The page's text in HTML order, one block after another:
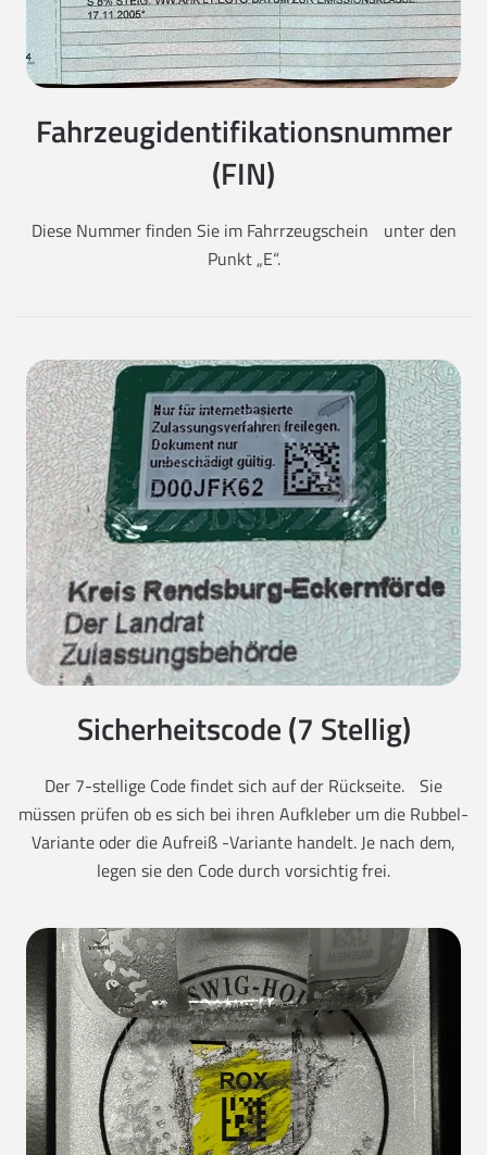
Fahrzeugidentifikationsnummer
(FIN)
Diese Nummer finden Sie im Fahrrzeugschein unter den
Punkt „E“.
Sicherheitscode (7 Stellig)
Der 7-stellige Code findet sich auf der Rückseite. Sie
müssen prüfen ob es sich bei ihren Aufkleber um die Rubbel-
Variante oder die Aufreiß -Variante handelt. Je nach dem,
legen sie den Code durch vorsichtig frei.